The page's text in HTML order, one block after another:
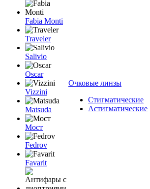
Fabia Monti
Traveler
Salivio
Oscar
Vizzini
Matsuda
Мост
Fedrov
Favarit
Очковые линзы
Стигматические
Астигматические